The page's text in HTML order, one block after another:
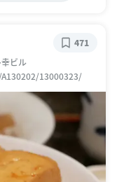
ビル
13000323/
471